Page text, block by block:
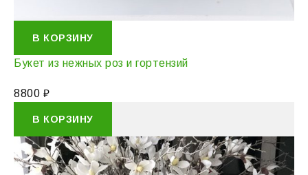
В КОРЗИНУ
Букет из нежных роз и гортензий
8800 ₽
В КОРЗИНУ